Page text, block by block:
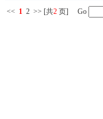
<< 1 2 >> [共2 页] Go